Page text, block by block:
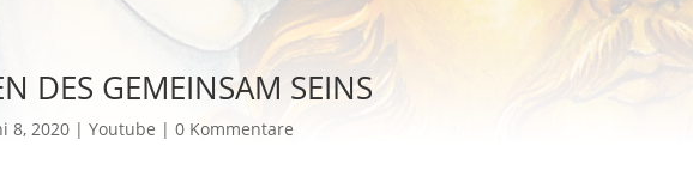
DES GEMEINSAM SEINS
8, 2020 Youtube 0 Kommentare